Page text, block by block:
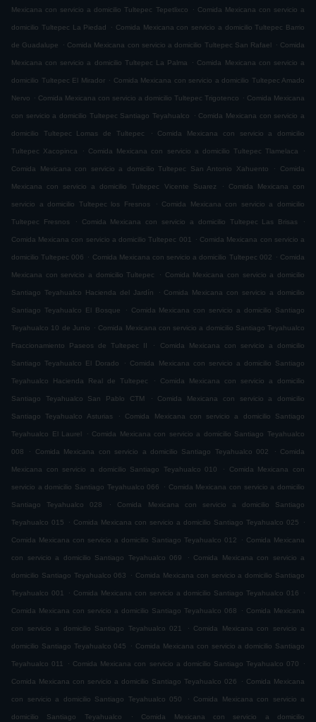
Mexicana con servicio a domicilio Tultepec Tepetlixco . Comida Mexicana con servicio a
domicilio Tultepec La Piedad . Comida Mexicana con servicio a domicilio Tultepec Barrio
de Guadalupe . Comida Mexicana con servicio a domicilio Tultepec San Rafael . Comida
Mexicana con servicio a domicilio Tultepec La Palma . Comida Mexicana con servicio a
domicilio Tultepec El Mirador . Comida Mexicana con servicio a domicilio Tultepec Amado
Nervo . Comida Mexicana con servicio a domicilio Tultepec Trigotenco . Comida Mexicana
con servicio a domicilio Tultepec Santiago Teyahualco . Comida Mexicana con servicio a
domicilio Tultepec Lomas de Tultepec . Comida Mexicana con servicio a domicilio
Tultepec Xacopinca . Comida Mexicana con servicio a domicilio Tultepec Tlamelaca .
Comida Mexicana con servicio a domicilio Tultepec San Antonio Xahuento . Comida
Mexicana con servicio a domicilio Tultepec Vicente Suarez . Comida Mexicana con
servicio a domicilio Tultepec los Fresnos . Comida Mexicana con servicio a domicilio
Tultepec Fresnos . Comida Mexicana con servicio a domicilio Tultepec Las Brisas .
Comida Mexicana con servicio a domicilio Tultepec 001 . Comida Mexicana con servicio a
domicilio Tultepec 006 . Comida Mexicana con servicio a domicilio Tultepec 002 . Comida
Mexicana con servicio a domicilio Tultepec . Comida Mexicana con servicio a domicilio
Santiago Teyahualco Hacienda del Jardín . Comida Mexicana con servicio a domicilio
Santiago Teyahualco El Bosque . Comida Mexicana con servicio a domicilio Santiago
Teyahualco 10 de Junio . Comida Mexicana con servicio a domicilio Santiago Teyahualco
Fraccionamiento Paseos de Tultepec II . Comida Mexicana con servicio a domicilio
Santiago Teyahualco El Dorado . Comida Mexicana con servicio a domicilio Santiago
Teyahualco Hacienda Real de Tultepec . Comida Mexicana con servicio a domicilio
Santiago Teyahualco San Pablo CTM . Comida Mexicana con servicio a domicilio
Santiago Teyahualco Asturias . Comida Mexicana con servicio a domicilio Santiago
Teyahualco El Laurel . Comida Mexicana con servicio a domicilio Santiago Teyahualco
008 . Comida Mexicana con servicio a domicilio Santiago Teyahualco 002 . Comida
Mexicana con servicio a domicilio Santiago Teyahualco 010 . Comida Mexicana con
servicio a domicilio Santiago Teyahualco 066 . Comida Mexicana con servicio a domicilio
Santiago Teyahualco 028 . Comida Mexicana con servicio a domicilio Santiago
Teyahualco 015 . Comida Mexicana con servicio a domicilio Santiago Teyahualco 025 .
Comida Mexicana con servicio a domicilio Santiago Teyahualco 012 . Comida Mexicana
con servicio a domicilio Santiago Teyahualco 069 . Comida Mexicana con servicio a
domicilio Santiago Teyahualco 063 . Comida Mexicana con servicio a domicilio Santiago
Teyahualco 001 . Comida Mexicana con servicio a domicilio Santiago Teyahualco 016 .
Comida Mexicana con servicio a domicilio Santiago Teyahualco 068 . Comida Mexicana
con servicio a domicilio Santiago Teyahualco 021 . Comida Mexicana con servicio a
domicilio Santiago Teyahualco 045 . Comida Mexicana con servicio a domicilio Santiago
Teyahualco 011 . Comida Mexicana con servicio a domicilio Santiago Teyahualco 070 .
Comida Mexicana con servicio a domicilio Santiago Teyahualco 026 . Comida Mexicana
con servicio a domicilio Santiago Teyahualco 050 . Comida Mexicana con servicio a
domicilio Santiago Teyahualco . Comida Mexicana con servicio a domicilio